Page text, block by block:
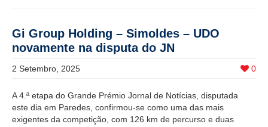
Gi Group Holding – Simoldes – UDO
novamente na disputa do JN
0
2 Setembro, 2025
A 4.ª etapa do Grande Prémio Jornal de Notícias, disputada
este dia em Paredes, confirmou-se como uma das mais
exigentes da competição, com 126 km de percurso e duas